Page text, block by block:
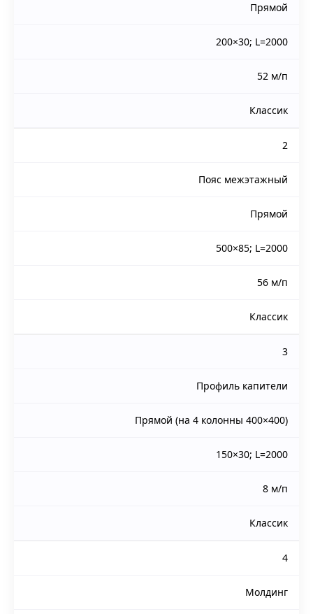
Прямой
200×30; L=2000
52 м/п
Классик
2
Пояс межэтажный
Прямой
500×85; L=2000
56 м/п
Классик
3
Профиль капители
Прямой (на 4 колонны 400×400)
150×30; L=2000
8 м/п
Классик
4
Молдинг